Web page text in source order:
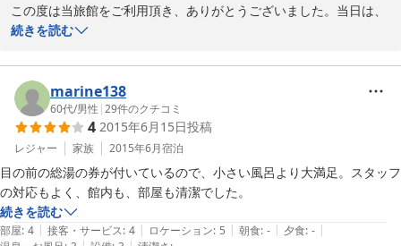
この度は当旅館をご利用頂き、ありがとうございました。当日は、
何かとご不便をおかけすることもあったかと思いますが、「満足」
す。
和倉にお越しの際は、また是非お越し下さいませ。
心より、お待ち申し上げております。
フロント係　より
2015-07-06
続きを読む
marine138
60代/男性 |29件のクチコミ
4 2015年6月15日投稿
レジャー 家族 2015年6月宿泊
目の前の総湯の券が付いているので、小さい風呂より大満足。スタッフ
の対応もよく、館内も、部屋も清潔でした。
続きを読む
部屋: 4 | 接客・サービス: 4 | ロケーション: 5 | 朝食: - | 夕食: - |